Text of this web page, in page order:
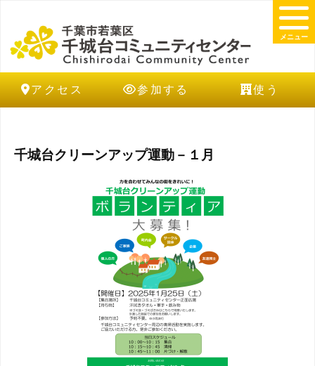
アクセス 参加する 使う
メニュー
千城台クリーンアップ運動－１月